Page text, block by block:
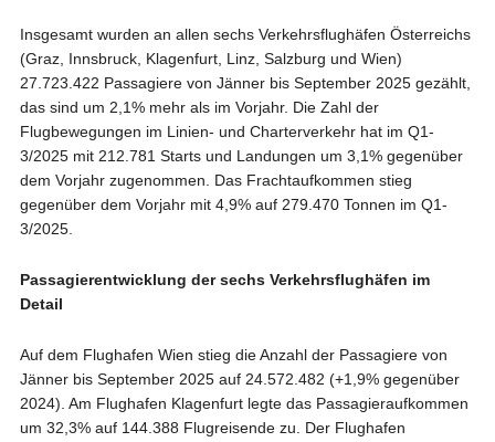
Insgesamt wurden an allen sechs Verkehrsflughäfen Österreichs
(Graz, Innsbruck, Klagenfurt, Linz, Salzburg und Wien)
27.723.422 Passagiere von Jänner bis September 2025 gezählt,
das sind um 2,1% mehr als im Vorjahr. Die Zahl der
Flugbewegungen im Linien- und Charterverkehr hat im Q1-
3/2025 mit 212.781 Starts und Landungen um 3,1% gegenüber
dem Vorjahr zugenommen. Das Frachtaufkommen stieg
gegenüber dem Vorjahr mit 4,9% auf 279.470 Tonnen im Q1-
3/2025.
Passagierentwicklung der sechs Verkehrsflughäfen im
Detail
Auf dem Flughafen Wien stieg die Anzahl der Passagiere von
Jänner bis September 2025 auf 24.572.482 (+1,9% gegenüber
2024). Am Flughafen Klagenfurt legte das Passagieraufkommen
um 32,3% auf 144.388 Flugreisende zu. Der Flughafen